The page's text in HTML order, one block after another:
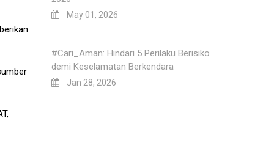
May 01, 2026
#Cari_Aman: Hindari 5 Perilaku Berisiko
demi Keselamatan Berkendara
Jan 28, 2026